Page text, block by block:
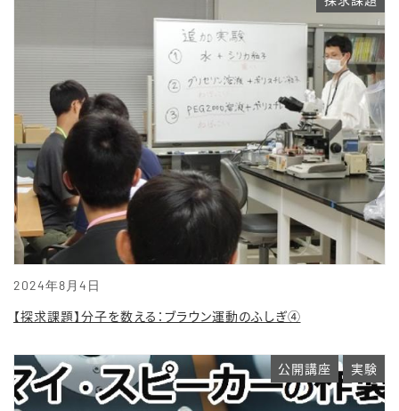
2024年8月4日
【探求課題】分子を数える：ブラウン運動のふしぎ④
公開講座 実験